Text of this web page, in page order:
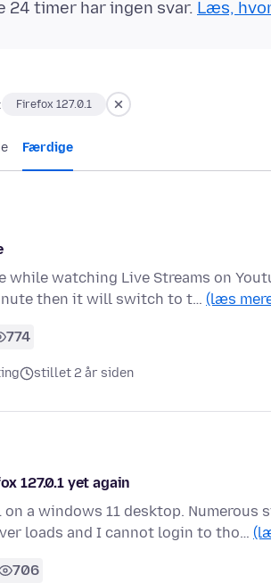
24 timer har ingen svar. Læs,
Firefox 127.0.1
Færdige
watching Live Streams on
then it will switch to t… (læs
774
stillet 2 år siden
127.0.1 yet again
on a windows 11 desktop.
loads and I cannot login to tho…
706